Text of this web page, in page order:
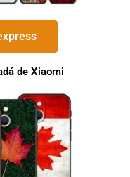
de Xiaomi